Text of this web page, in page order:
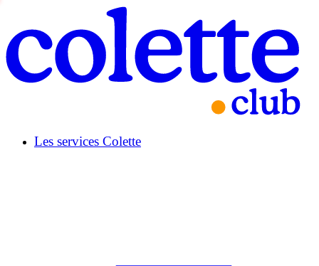
Les services Colette